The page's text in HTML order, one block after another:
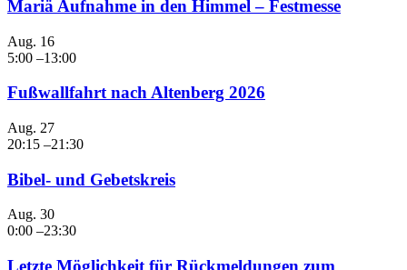
Mariä Aufnahme in den Himmel – Festmesse
Aug. 16
5:00 –13:00
Fußwallfahrt nach Altenberg 2026
Aug. 27
20:15 –21:30
Bibel- und Gebetskreis
Aug. 30
0:00 –23:30
Letzte Möglichkeit für Rückmeldungen zum